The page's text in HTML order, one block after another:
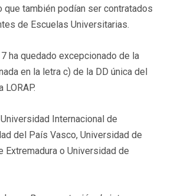
que también podían ser contratados
de Escuelas Universitarias.
ha quedado excepcionado de la
en la letra c) de la DD única del
LORAP.
Universidad Internacional de
del País Vasco, Universidad de
Extremadura o Universidad de